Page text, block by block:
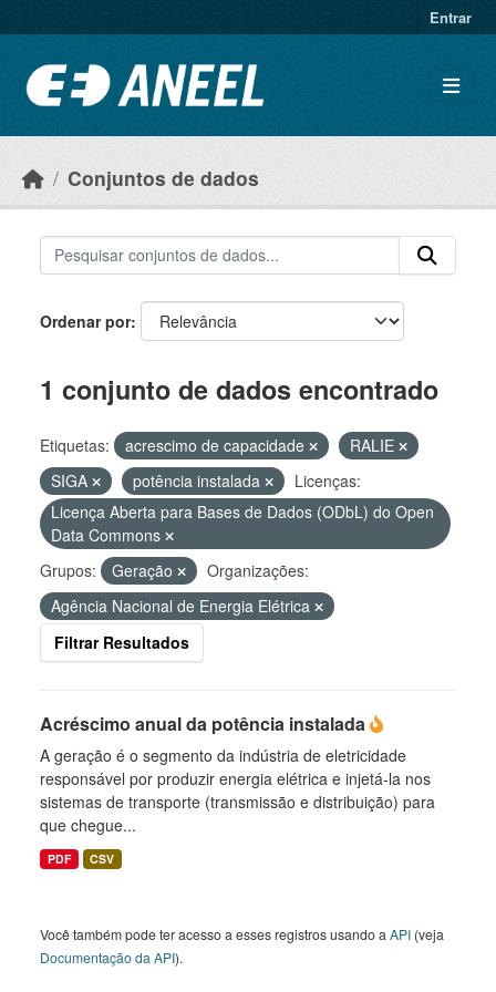
Entrar
Conjuntos de dados
Ordenar por
1 conjunto de dados encontrado
Etiquetas: acrescimo de capacidade
RALIE
SIGA
potência instalada
Licenças:
Licença Aberta para Bases de Dados (ODbL) do Open
Data Commons
Grupos:
Geração
Organizações:
Agência Nacional de Energia Elétrica
Filtrar Resultados
Acréscimo anual da potência instalada
A geração é o segmento da indústria de eletricidade
responsável por produzir energia elétrica e injetá-la nos
sistemas de transporte (transmissão e distribuição) para
que chegue...
PDF CSV
Você também pode ter acesso a esses registros usando a API (veja
Documentação da API).